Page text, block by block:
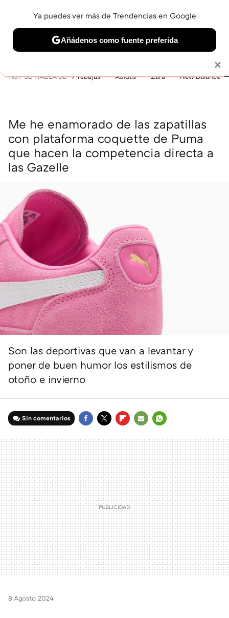
BELLEZA SHOPPING VIAJES GASTRO SNEAKERS
HOY SE HABLA DE rebajas Adidas Zara New Balance
Me he enamorado de las zapatillas
con plataforma coquette de Puma
que hacen la competencia directa a
las Gazelle
Son las deportivas que van a levantar y
poner de buen humor los estilismos de
otoño e invierno
Sin comentarios
MAIL
8 Agosto 2024
×
Ya puedes ver más de Trendencias en Google
Añádenos como fuente preferida